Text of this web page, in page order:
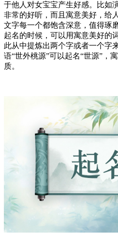
于他人对女宝宝产生好感。比如
非常的好听，而且寓意美好，给
文字每一个都饱含深意，值得琢
起名的时候，可以用寓意美好的
此从中提炼出两个字或者一个字
语“世外桃源”可以起名“世源”，
质。